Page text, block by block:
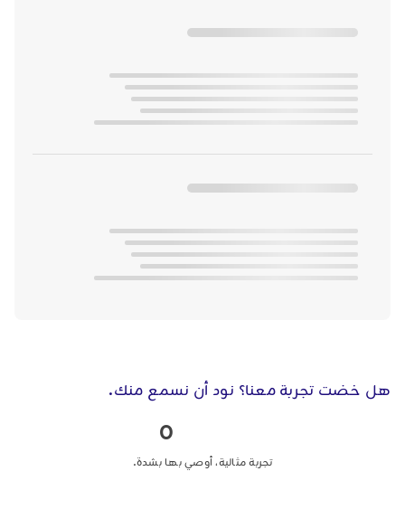
هل خضت تجربة معنا؟ نود أن نسمع منك.
0
تجربة مثالية، أوصي بها بشدة.